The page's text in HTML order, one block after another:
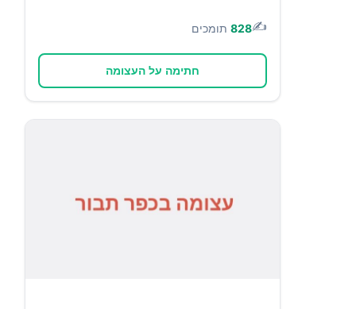
✍️
828 תומכים
חתימה על העצומה